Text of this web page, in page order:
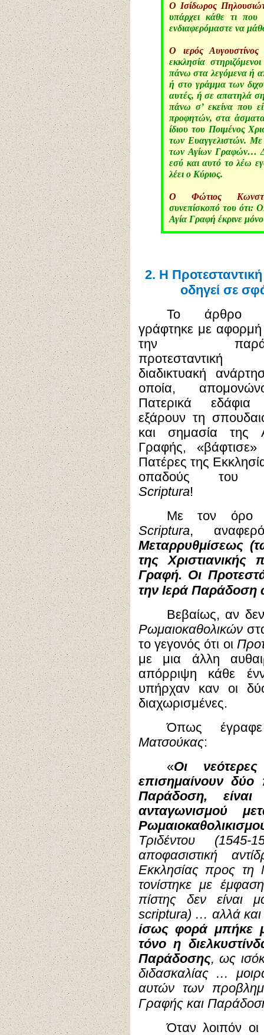
Ο Ισίδωρος
υπάρχει κάθε τι που
ενδιαφερόμαστε να
Ο ιερός Αυγουστίνος
εκκλησία
πάνω στα λεγόμενα ή
ή στο γράμμα των
αυτές, ή σε απατηλά
πάνω σ’ εκείνα που
προφητών, στα
ίδιου του Ποιμένος
των Ευαγγελιστών.
των Αγίων Γραφών…
εσύ και αυτό το λέω
λέει ο Κύριος.
Ο Φώτιος
συνεπίσκοπό του ότι:
Αγία Γραφή έκρινε
2. Η
οδηγεί σε
Το άρθρο
γράφτηκε με αφορμή
την
προτεσταντική
διαδικτυακή
οποία,
Πατερικά
εξάρουν τη
και σημασία της
Γραφής, «βάφτισε»
Πατέρες της
οπαδούς
Scriptura!
Με τον
Scriptura,
Μεταρρυθμίσεως
της Χριστιανικής
Γραφή. Οι
την Ιερά Παράδοση
Βεβαίως, αν
Ρωμαιοκαθολικών
το γεγονός ότι οι
με μια άλλη
απόρριψη κάθε
υπήρχαν καν οι
διαχωρισμένες.
Όπως
Ματσούκας:
«Οι
επισημαίνουν
Παράδοση,
ανταγωνισμού
Τριδέντου
αποφασιστική
Εκκλησίας προς τη
τονίστηκε με
πίστης δεν είναι
scriptura) … αλλά
ίσως φορά μπήκε
τόνο η
Παράδοσης, ως
διδασκαλίας …
αυτών των
Γραφής και
Όταν λοιπόν οι